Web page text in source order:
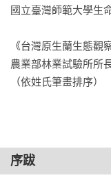
國立臺灣師範大學生
《台灣原生蘭生態觀
農業部林業試驗所所
（依姓氏筆畫排序）
序跋